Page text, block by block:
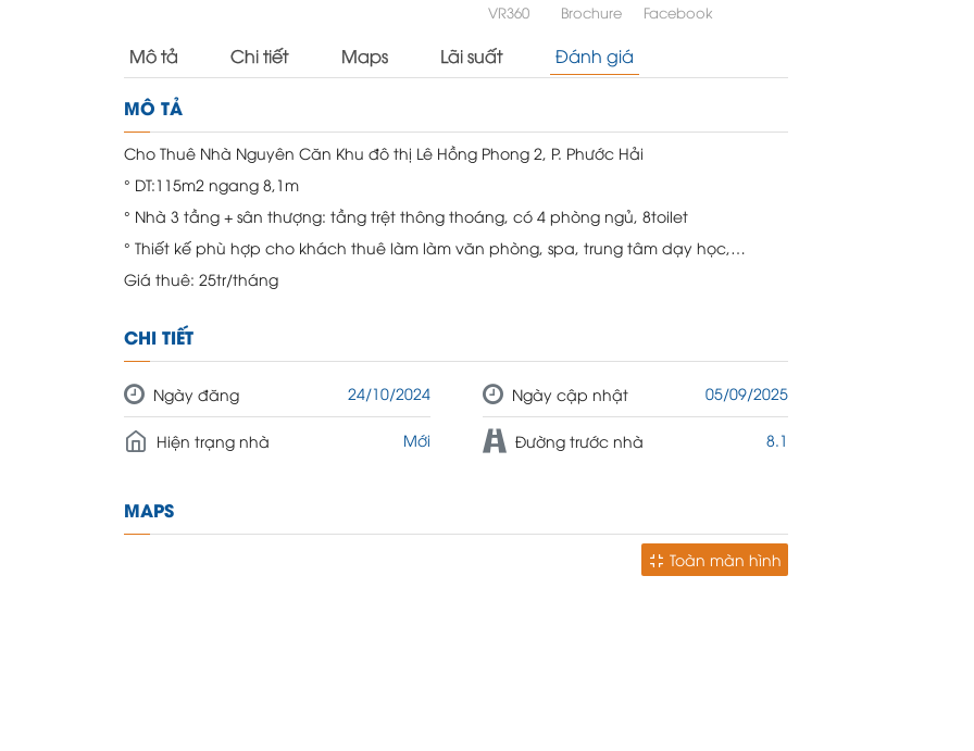
VR360
Brochure Facebook
Mô tả Chi tiết Maps Lãi suất Đánh giá
MÔ TẢ
Cho Thuê Nhà Nguyên Căn Khu đô thị Lê Hồng Phong 2, P. Phước Hải
° DT:115m2 ngang 8,1m
° Nhà 3 tầng + sân thượng: tầng trệt thông thoáng, có 4 phòng ngủ, 8toilet
° Thiết kế phù hợp cho khách thuê làm làm văn phòng, spa, trung tâm dạy học,…
Giá thuê: 25tr/tháng
CHI TIẾT
Ngày đăng 24/10/2024
Hiện trạng nhà Mới
Ngày cập nhật 05/09/2025
Đường trước nhà 8.1
MAPS
Toàn màn hình